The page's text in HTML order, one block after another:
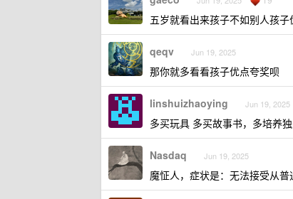
五岁就看出来孩子不如别人孩
qeqv Jun 19, 2025
那你就多看看孩子优点夸奖呗
linshuizhaoying Jun 19, 2025
多买玩具 多买故事书，多培养独
Nasdaq Jun 19, 2025
魔怔人，症状是：无法接受从